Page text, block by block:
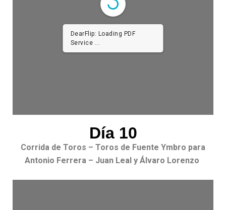
DearFlip: Loading PDF
Service ...
Día 10
Corrida de Toros – Toros de Fuente Ymbro para
Antonio Ferrera – Juan Leal y Álvaro Lorenzo